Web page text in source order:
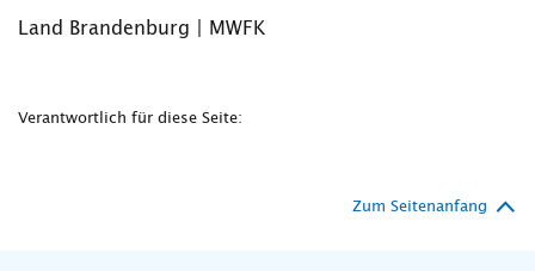
Land Brandenburg | MWFK
Verantwortlich für diese Seite:
Zum Seitenanfang